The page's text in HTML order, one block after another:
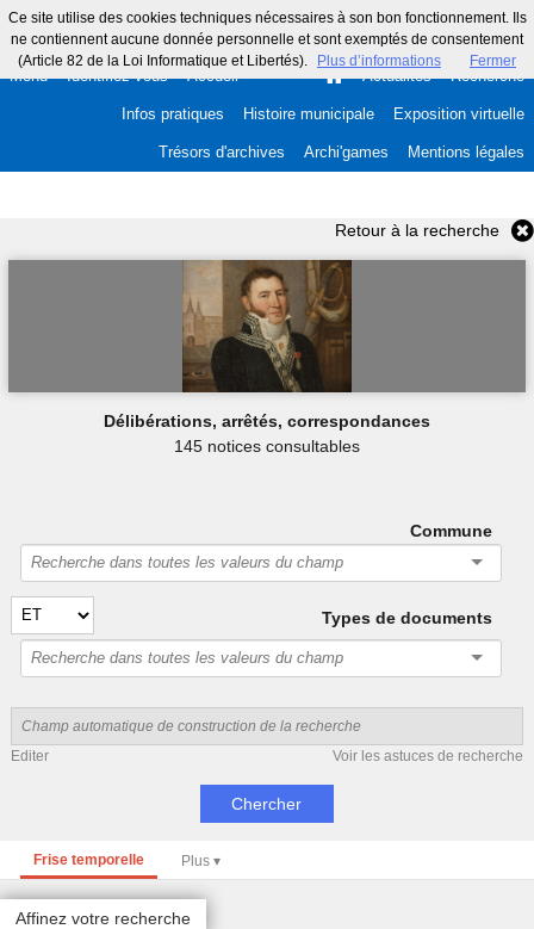
Ce site utilise des cookies techniques nécessaires à son bon fonctionnement. Ils
ne contiennent aucune donnée personnelle et sont exemptés de consentement
(Article 82 de la Loi Informatique et Libertés).
Plus d’informations Fermer
Menu Identifiez-vous Accueil Actualités Recherche
Infos pratiques Histoire municipale Exposition virtuelle
Trésors d'archives Archi'games Mentions légales
Retour à la recherche
Délibérations, arrêtés, correspondances
145 notices consultables
Commune
Types de documents
Editer Voir les astuces de recherche
Frise temporelle
Affinez votre recherche